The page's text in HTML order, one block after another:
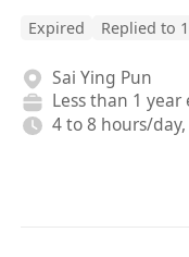
Expired Replied to
Sai Ying Pun
Less than 1 year
4 to 8 hours/